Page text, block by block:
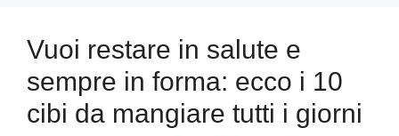
Vuoi restare in salute e
sempre in forma: ecco i 10
cibi da mangiare tutti i giorni